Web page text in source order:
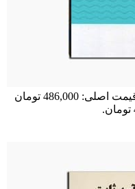
قیمت اصلی: 486,000 تومان